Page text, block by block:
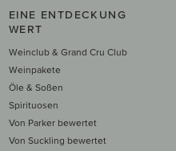
EINE ENTDECKUNG
WERT
Weinclub & Grand Cru Club
Weinpakete
Öle & Soßen
Spirituosen
Von Parker bewertet
Von Suckling bewertet